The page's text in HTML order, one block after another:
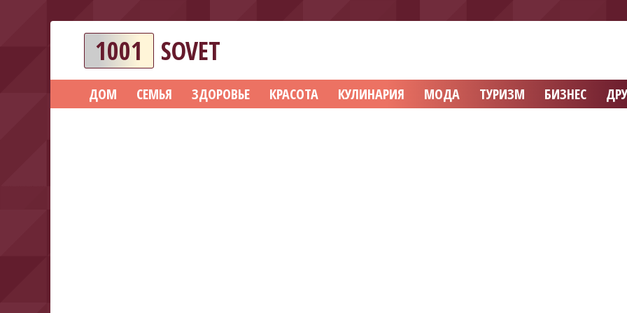
1001 SOVET
ДОМ СЕМЬЯ ЗДОРОВЬЕ КРАСОТА КУЛИНАРИЯ МОДА ТУРИЗМ БИЗНЕС